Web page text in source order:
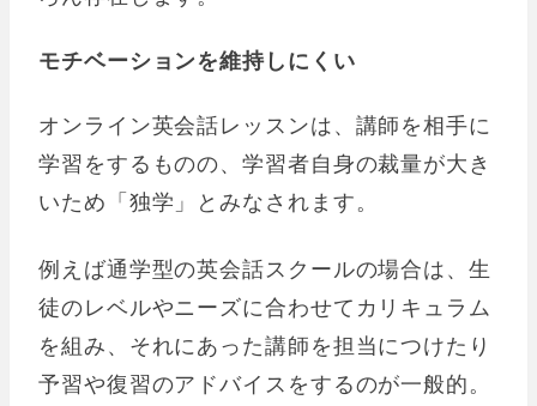
モチベーションを維持しにくい
オンライン英会話レッスンは、講師を相手に
学習をするものの、学習者自身の裁量が大き
いため「独学」とみなされます。
例えば通学型の英会話スクールの場合は、生
徒のレベルやニーズに合わせてカリキュラム
を組み、それにあった講師を担当につけたり
予習や復習のアドバイスをするのが一般的。